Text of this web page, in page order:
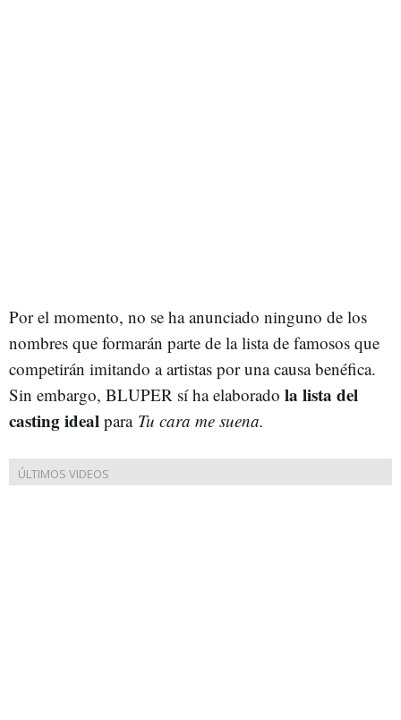
Por el momento, no se ha anunciado ninguno de los
nombres que formarán parte de la lista de famosos que
competirán imitando a artistas por una causa benéfica.
Sin embargo, BLUPER sí ha elaborado la lista del
casting ideal para Tu cara me suena.